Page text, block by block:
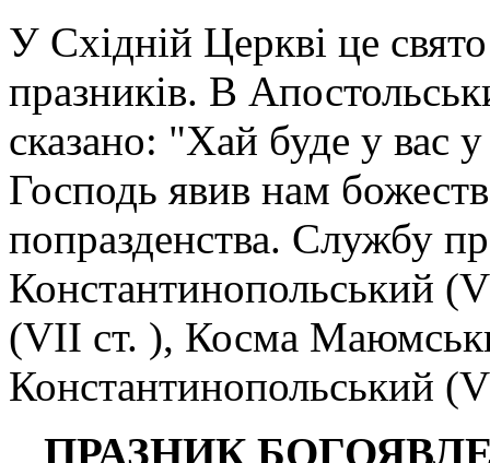
У Східній Церкві це
празників. В
сказано: "Хай буде у вас
Господь явив нам
попразденства. Службу
Константинопольський
(VII ст. ), Косма
Константинопольський
ПРАЗНИК